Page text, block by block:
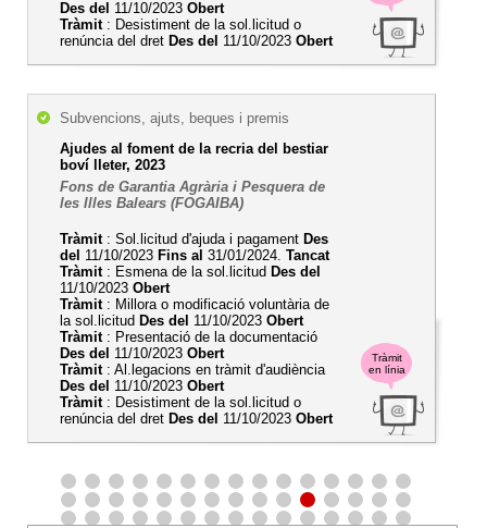
Des del 11/10/2023 Obert
Tràmit: Desistiment de la sol.licitud o
renúncia del dret Des del 11/10/2023 Obert
Tràmit
en línia
Subvencions, ajuts, beques i premis
Ajudes al foment de la recria del bestiar
boví lleter, 2023
Fons de Garantia Agrària i Pesquera de
les Illes Balears (FOGAIBA)
Tràmit: Sol.licitud d'ajuda i pagament Des
del 11/10/2023 Fins al 31/01/2024. Tancat
Tràmit: Esmena de la sol.licitud Des del
11/10/2023 Obert
Tràmit: Millora o modificació voluntària de
la sol.licitud Des del 11/10/2023 Obert
Tràmit: Presentació de la documentació
Des del 11/10/2023 Obert
Tràmit: Al.legacions en tràmit d'audiència
Des del 11/10/2023 Obert
Tràmit: Desistiment de la sol.licitud o
renúncia del dret Des del 11/10/2023 Obert